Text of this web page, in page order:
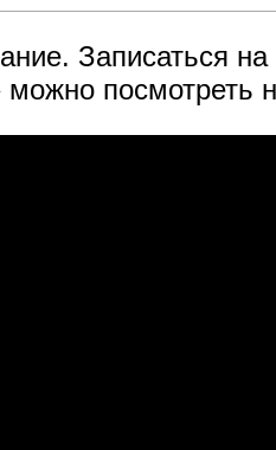
Записаться
можно посмотреть